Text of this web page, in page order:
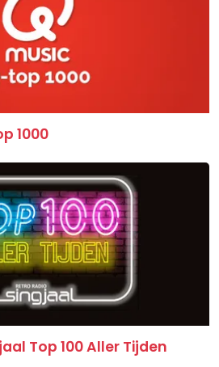
1000
Top 100 Aller Tijden